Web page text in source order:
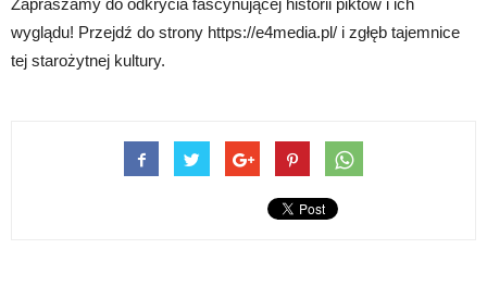
Zapraszamy do odkrycia fascynującej historii piktów i ich
wyglądu! Przejdź do strony https://e4media.pl/ i zgłęb tajemnice
tej starożytnej kultury.